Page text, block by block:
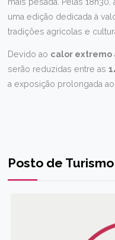
uma edição dedicada à
tradições agrícolas e
Devido ao calor extremo
serão reduzidas entre as
a exposição prolongada ao
Posto de